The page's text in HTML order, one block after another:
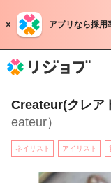
アプリなら採用
Createur(クレア
eateur）
ネイリスト アイリスト